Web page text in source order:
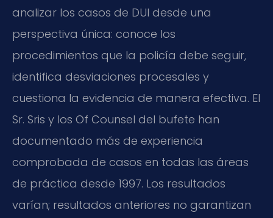
analizar los casos de DUI desde una
perspectiva única: conoce los
procedimientos que la policía debe seguir,
identifica desviaciones procesales y
cuestiona la evidencia de manera efectiva. El
Sr. Sris y los Of Counsel del bufete han
documentado más de experiencia
comprobada de casos en todas las áreas
de práctica desde 1997. Los resultados
varían; resultados anteriores no garantizan